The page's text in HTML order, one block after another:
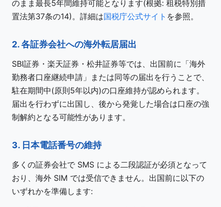
のまま最長5年間維持可能となります(根拠: 租税特別措
置法第37条の14)。詳細は国税庁公式サイト を参照。
2. 各証券会社への海外転居届出
SBI証券・楽天証券・松井証券等では、出国前に「海外
勤務者口座継続申請」または同等の届出を行うことで、
駐在期間中(原則5年以内)の口座維持が認められます。
届出を行わずに出国し、後から発覚した場合は口座の強
制解約となる可能性があります。
3. 日本電話番号の維持
多くの証券会社で SMS による二段認証が必須となって
おり、海外 SIM では受信できません。出国前に以下の
いずれかを準備します: